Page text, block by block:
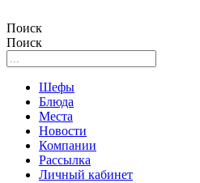
Поиск
Поиск
Шефы
Блюда
Места
Новости
Компании
Рассылка
Личный кабинет